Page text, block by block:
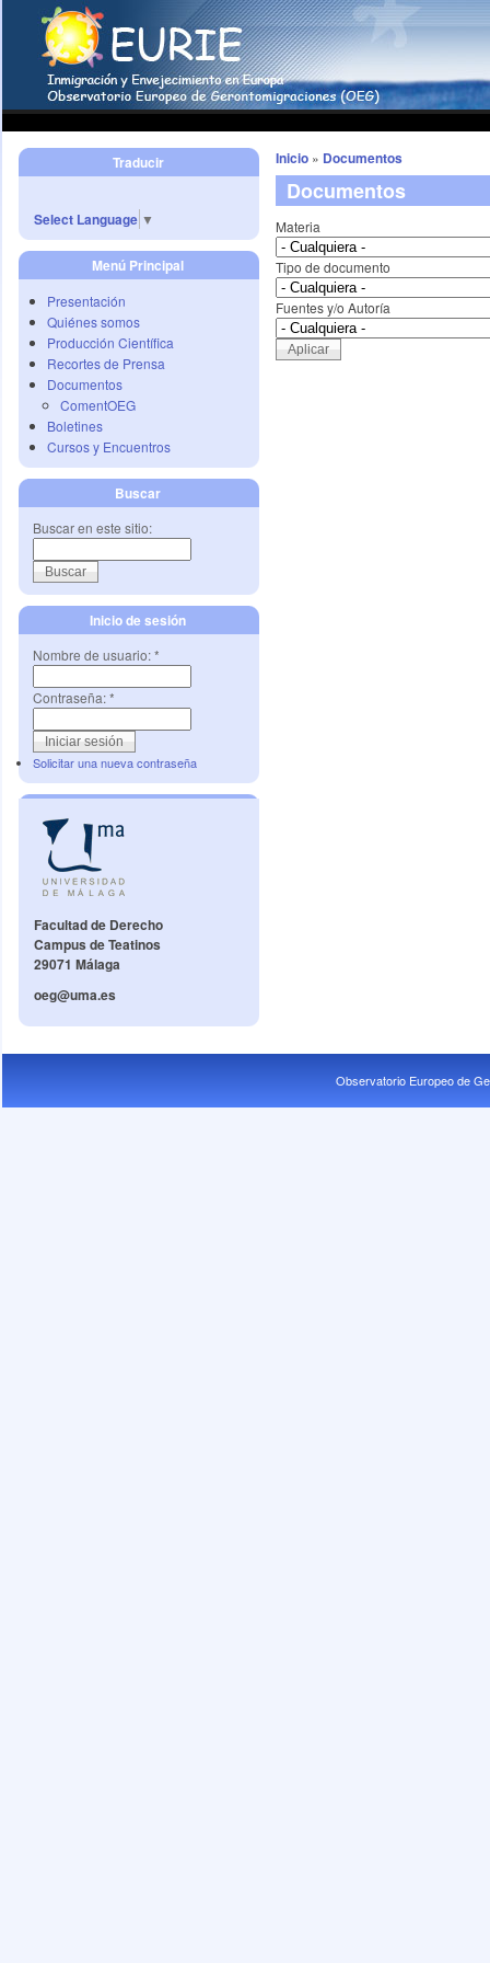
Traducir
Select Language ▼
Menú Principal
Presentación
Quiénes somos
Producción Científica
Recortes de Prensa
Documentos
ComentOEG
Boletines
Cursos y Encuentros
Buscar
Buscar en este sitio:
Inicio de sesión
Nombre de usuario:*
Contraseña:*
Solicitar una nueva contraseña
Facultad de Derecho
Campus de Teatinos
29071 Málaga
oeg@uma.es
Inicio » Documentos
Documentos
Materia
Tipo de documento
Fuentes y/o Autoría
Observatorio Europeo de